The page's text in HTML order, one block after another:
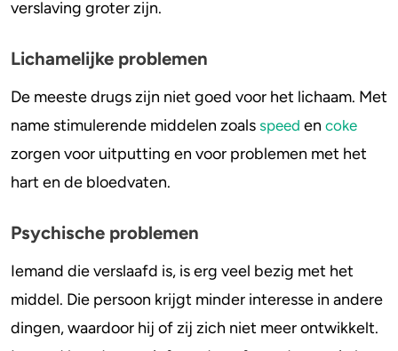
verslaving groter zijn.
Lichamelijke problemen
De meeste drugs zijn niet goed voor het lichaam. Met
name stimulerende middelen zoals speed en coke
zorgen voor uitputting en voor problemen met het
hart en de bloedvaten.
Psychische problemen
Iemand die verslaafd is, is erg veel bezig met het
middel. Die persoon krijgt minder interesse in andere
dingen, waardoor hij of zij zich niet meer ontwikkelt.